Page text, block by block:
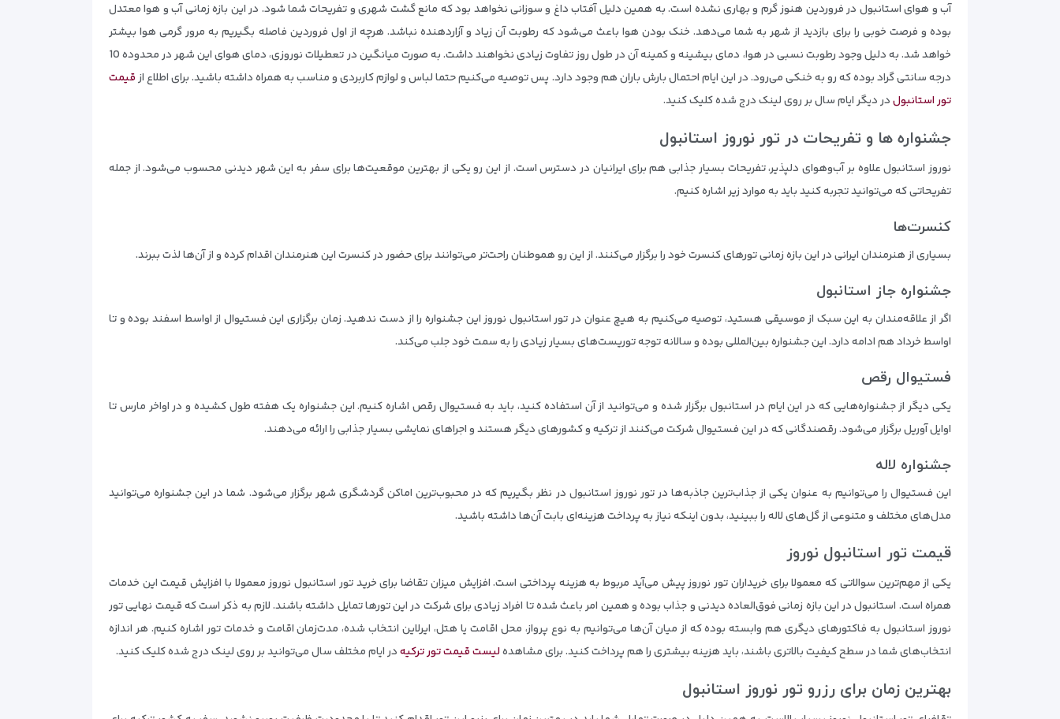
آب و هوای استانبول در فروردین هنوز گرم و بهاری نشده است. به همین دلیل آفتاب داغ و سوزانی نخواهد بود که مانع گشت شهری و تفریحات شما شود. در این بازه زمانی آب و هوا معتدل
بوده و فرصت خوبی را برای بازدید از شهر به شما می‌دهد. خنک بودن هوا باعث می‌شود که رطوبت آن زیاد و آزاردهنده نباشد. هرچه از اول فروردین فاصله بگیریم به مرور گرمی هوا بیشتر
خواهد شد. به دلیل وجود رطوبت نسبی در هوا، دمای بیشینه و کمینه آن در طول روز تفاوت زیادی نخواهند داشت. به صورت میانگین در تعطیلات نوروزی، دمای هوای این شهر در محدوده 10
درجه سانتی گراد بوده که رو به خنکی می‌رود. در این ایام احتمال بارش باران هم وجود دارد. پس توصیه می‌کنیم حتما لباس و لوازم کاربردی و مناسب به همراه داشته باشید. برای اطلاع ازقیمت
تور استانبولدر دیگر ایام سال بر روی لینک درج شده کلیک کنید.
جشنواره ها و تفریحات در تور نوروز استانبول
نوروز استانبول علاوه بر آب‌وهوای دلپذیر، تفریحات بسیار جذابی هم برای ایرانیان در دسترس است. از این رو یکی از بهترین موقعیت‌ها برای سفر به این شهر دیدنی محسوب می‌شود. از جمله
تفریحاتی که می‌توانید تجربه کنید باید به موارد زیر اشاره کنیم.
کنسرت‌ها
بسیاری از هنرمندان ایرانی در این بازه زمانی تورهای کنسرت خود را برگزار می‌کنند. از این رو هموطنان راحت‌تر می‌توانند برای حضور در کنسرت این هنرمندان اقدام کرده و از آن‌ها لذت ببرند.
جشنواره جاز استانبول
اگر از علاقه‌مندان به این سبک از موسیقی هستید، توصیه می‌کنیم به هیچ عنوان در تور استانبول نوروز این جشنواره را از دست ندهید. زمان برگزاری این فستیوال از اواسط اسفند بوده و تا
اواسط خرداد هم ادامه دارد. این جشنواره بین‌المللی بوده و سالانه توجه توریست‌های بسیار زیادی را به سمت خود جلب می‌کند.
فستیوال رقص
یکی دیگر از جشنواره‌هایی که در این ایام در استانبول برگزار شده و می‌توانید از آن استفاده کنید، باید به فستیوال رقص اشاره کنیم. این جشنواره یک هفته طول کشیده و در اواخر مارس تا
اوایل آوریل برگزار می‌شود. رقصندگانی که در این فستیوال شرکت می‌کنند از ترکیه و کشورهای دیگر هستند و اجراهای نمایشی بسیار جذابی را ارائه می‌دهند.
جشنواره لاله
این فستیوال را می‌توانیم به عنوان یکی از جذاب‌ترین جاذبه‌ها در تور نوروز استانبول در نظر بگیریم که در محبوب‌ترین اماکن گردشگری شهر برگزار می‌شود. شما در این جشنواره می‌توانید
مدل‌های مختلف و متنوعی از گل‌های لاله را ببینید، بدون اینکه نیاز به پرداخت هزینه‌ای بابت آن‌ها داشته باشید.
قیمت تور استانبول نوروز
یکی از مهم‌ترین سوالاتی که معمولا برای خریداران تور نوروز پیش می‌آید مربوط به هزینه پرداختی است. افزایش میزان تقاضا برای خرید تور استانبول نوروز معمولا با افزایش قیمت این خدمات
همراه است. استانبول در این بازه زمانی فوق‌العاده دیدنی و جذاب بوده و همین امر باعث شده تا افراد زیادی برای شرکت در این تورها تمایل داشته باشند. لازم به ذکر است که قیمت نهایی تور
نوروز استانبول به فاکتورهای دیگری هم وابسته بوده که از میان آن‌ها می‌توانیم به نوع پرواز، محل اقامت یا هتل، ایرلاین انتخاب شده، مدت‌زمان اقامت و خدمات تور اشاره کنیم. هر اندازه
انتخاب‌های شما در سطح کیفیت بالاتری باشند، باید هزینه بیشتری را هم پرداخت کنید. برای مشاهدهلیست قیمت تور ترکیهدر ایام مختلف سال می‌توانید بر روی لینک درج شده کلیک کنید.
بهترین زمان برای رزرو تور نوروز استانبول